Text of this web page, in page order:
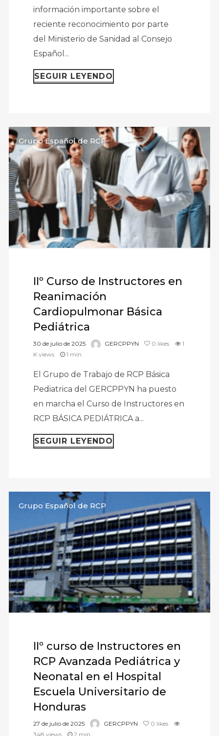
información importante sobre el
reciente reconocimiento por parte
del Ministerio de Sanidad al Consejo
Español...
SEGUIR LEYENDO
Grupo Español de RCP
IIº Curso de Instructores en
Reanimación
Cardiopulmonar Básica
Pediátrica
30 de julio de 2025 GERCPPYN 0 likes
1
K views
1 min
El Grupo de Trabajo de RCP Básica
Pediatrica del GERCPPYN ha puesto
en marcha el Curso de Instructores en
RCP BÁSICA PEDIÁTRICA a...
SEGUIR LEYENDO
Grupo Español de RCP
IIº curso de Instructores en
RCP Avanzada Pediátrica y
Neonatal en el Hospital
Escuela Universitario de
Honduras
27 de julio de 2025 GERCPPYN 0 likes
348 views
2 min